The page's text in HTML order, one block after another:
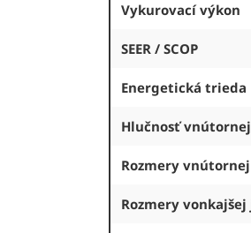
Vykurovací výkon
SEER / SCOP
Energetická trieda
Hlučnosť
Rozmery
Rozmery